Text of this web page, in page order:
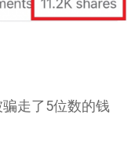
走了5位数的钱